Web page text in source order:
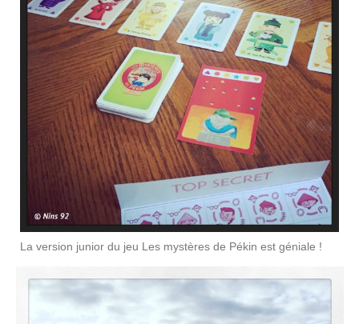
La version junior du jeu Les mystères de Pékin est géniale !